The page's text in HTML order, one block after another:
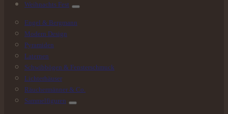
Weihnachts Fest
Engel & Bergmann
Modern Design
Pyramiden
Laternen
Schwibbögen & Fensterschmuck
Lichterhäuser
Räuchermänner & Co.
Sammelfiguren